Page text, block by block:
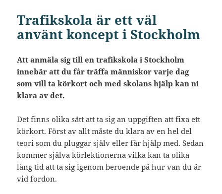
Trafikskola är ett väl
använt koncept i Stockholm
Att anmäla sig till en trafikskola i Stockholm
innebär att du får träffa människor varje dag
som vill ta körkort och med skolans hjälp kan ni
klara av det.
Det finns olika sätt att ta sig an uppgiften att fixa ett
körkort. Först av allt måste du klara av en hel del
teori som du pluggar själv eller får hjälp med. Sedan
kommer själva körlektionerna vilka kan ta olika
lång tid att ta sig igenom beroende på hur van du är
vid fordon.